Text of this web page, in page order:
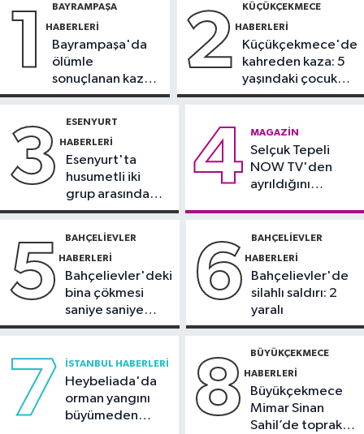
2026’da yer alacak takımlar belli
Fatih Haberleri
çeşmeleri birer birer ayağa
Avrupa Şampiyonası'na Riva'da
hazırlanıyor
sırasında 2 bina tahliye edildi
1 BAYRAMPAŞA
HABERLERI
Bayrampaşa'da
ölümle
sonuçlanan kaza:
Sürücü
2 KÜÇÜKÇEKMECE
HABERLERI
Küçükçekmece'de
kahreden kaza: 5
yaşındaki çocuk
yoğun bakımda
3 ESENYURT
HABERLERI
Esenyurt'ta
husumetli iki
grup arasında
silahlı kavga
4 MAGAZIN
Selçuk Tepeli
NOW TV'den
ayrıldığını
5 BAHÇELIEVLER
HABERLERI
Bahçelievler'deki
bina çökmesi
saniye saniye
görüntülendi
6 BAHÇELIEVLER
HABERLERI
Bahçelievler'de
silahlı saldırı: 2
yaralı
7 İSTANBUL HABERLERI
Heybeliada'da
orman yangını
büyümeden
8 BÜYÜKÇEKMECE
HABERLERI
Büyükçekmece
Mimar Sinan
Sahil’de toprak